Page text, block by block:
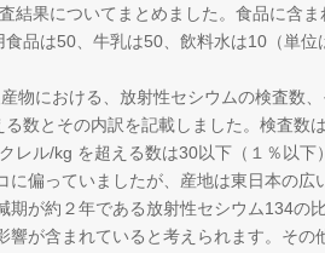
結果についてまとめました。食品に含ま
品は50、牛乳は50、飲料水は10（単位
物における、放射性セシウムの検査数
数とその内訳を記載しました。検査数
レル/kg を超える数は30以下（１％以下
に偏っていましたが、産地は東日本の広
期が約２年である放射性セシウム134の
響が含まれていると考えられます。その